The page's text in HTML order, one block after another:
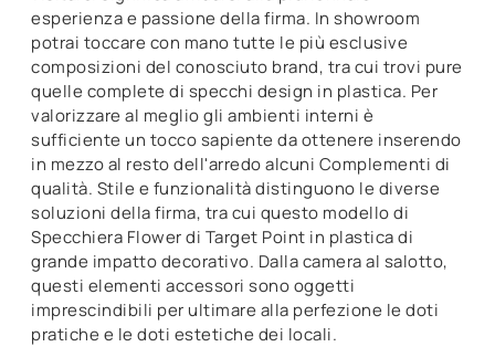
esperienza e passione della firma. In showroom
potrai toccare con mano tutte le più esclusive
composizioni del conosciuto brand, tra cui trovi pure
quelle complete di specchi design in plastica. Per
valorizzare al meglio gli ambienti interni è
sufficiente un tocco sapiente da ottenere inserendo
in mezzo al resto dell'arredo alcuni Complementi di
qualità. Stile e funzionalità distinguono le diverse
soluzioni della firma, tra cui questo modello di
Specchiera Flower di Target Point in plastica di
grande impatto decorativo. Dalla camera al salotto,
questi elementi accessori sono oggetti
imprescindibili per ultimare alla perfezione le doti
pratiche e le doti estetiche dei locali.